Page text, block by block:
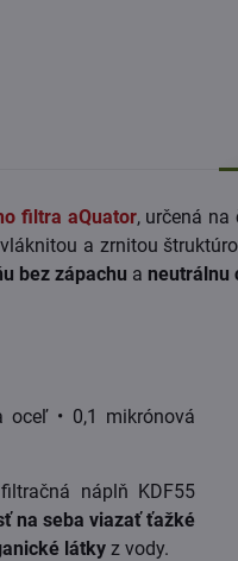
filtra aQuator, určená
a zrnitou
bez zápachu a neutrálnu
oceľ • 0,1 mikrónová
náplň KDF55
na seba viazať ťažké
látkyz vody.